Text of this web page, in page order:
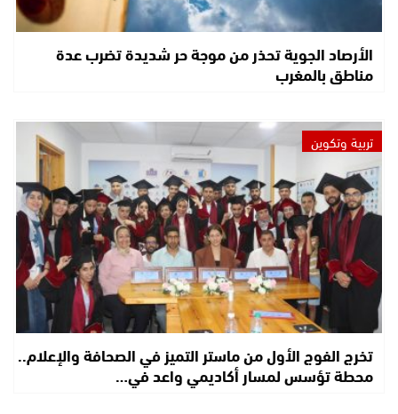
الأرصاد الجوية تحذر من موجة حر شديدة تضرب عدة
مناطق بالمغرب
تربية وتكوين
تخرج الفوج الأول من ماستر التميز في الصحافة والإعلام..
محطة تؤسس لمسار أكاديمي واعد في…